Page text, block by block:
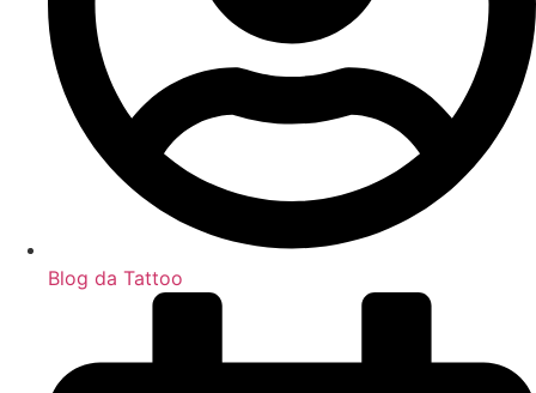
Blog da Tattoo